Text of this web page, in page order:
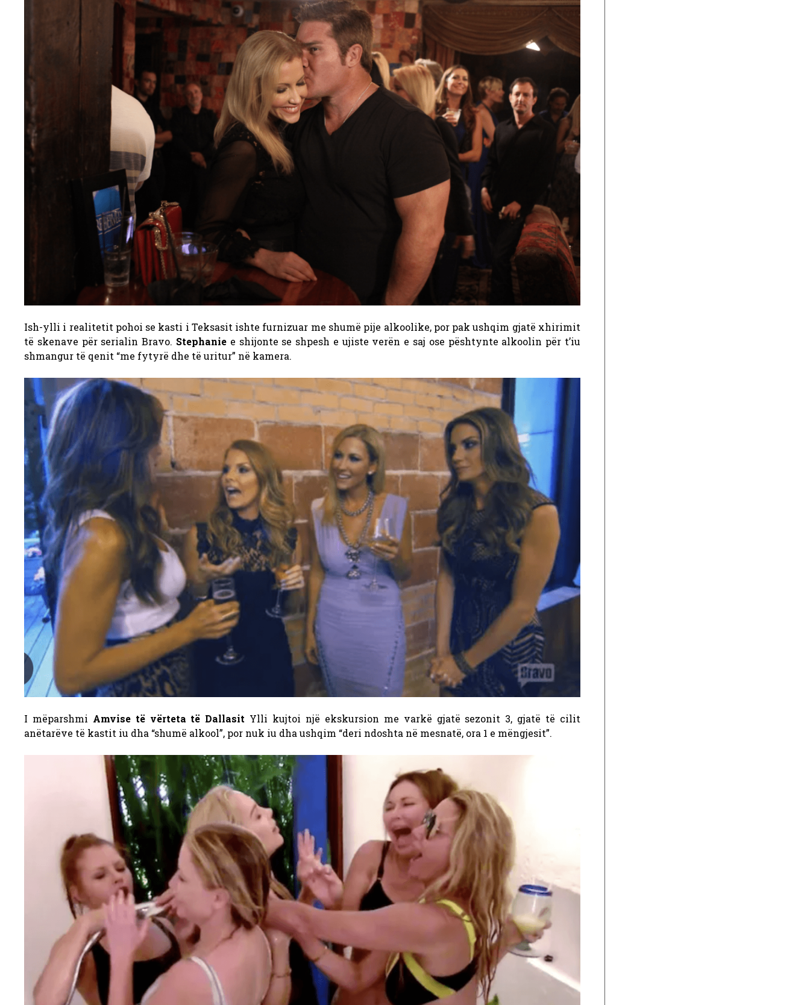
Ish-ylli i realitetit pohoi se kasti i Teksasit ishte furnizuar me shumë pije alkoolike, por pak ushqim gjatë xhirimit
të skenave për serialin Bravo. Stephaniee shijonte se shpesh e ujiste verën e saj ose pështynte alkoolin për t’iu
shmangur të qenit “me fytyrë dhe të uritur” në kamera.
I mëparshmi Amvise të vërteta të Dallasit Ylli kujtoi një ekskursion me varkë gjatë sezonit 3, gjatë të cilit
anëtarëve të kastit iu dha “shumë alkool”, por nuk iu dha ushqim “deri ndoshta në mesnatë, ora 1 e mëngjesit”.